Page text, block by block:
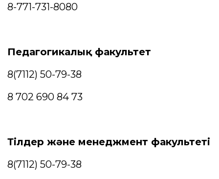
8-771-731-8080
Педагогикалық факультет
8(7112) 50-79-38
8 702 690 84 73
Тілдер және менеджмент факультеті
8(7112) 50-79-38